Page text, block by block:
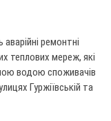
ремонтні
теплових мереж, які
водою споживачів
Гуржіївській та